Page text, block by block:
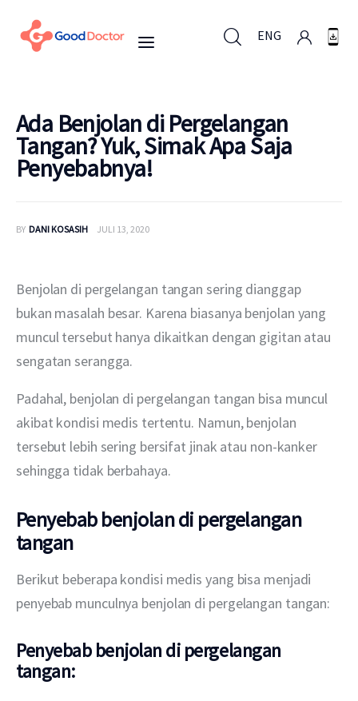
ENG
Untuk Bisnis
Berita
Layanan
Ada Benjolan di Pergelangan
Tangan? Yuk, Simak Apa Saja
Penyebabnya!
BY DANI KOSASIH JULI 13, 2020
Benjolan di pergelangan tangan sering dianggap
bukan masalah besar. Karena biasanya benjolan yang
muncul tersebut hanya dikaitkan dengan gigitan atau
sengatan serangga.
Padahal, benjolan di pergelangan tangan bisa muncul
akibat kondisi medis tertentu. Namun, benjolan
tersebut lebih sering bersifat jinak atau non-kanker
sehingga tidak berbahaya.
Penyebab benjolan di pergelangan
tangan
Berikut beberapa kondisi medis yang bisa menjadi
penyebab munculnya benjolan di pergelangan tangan:
Penyebab benjolan di pergelangan
tangan: